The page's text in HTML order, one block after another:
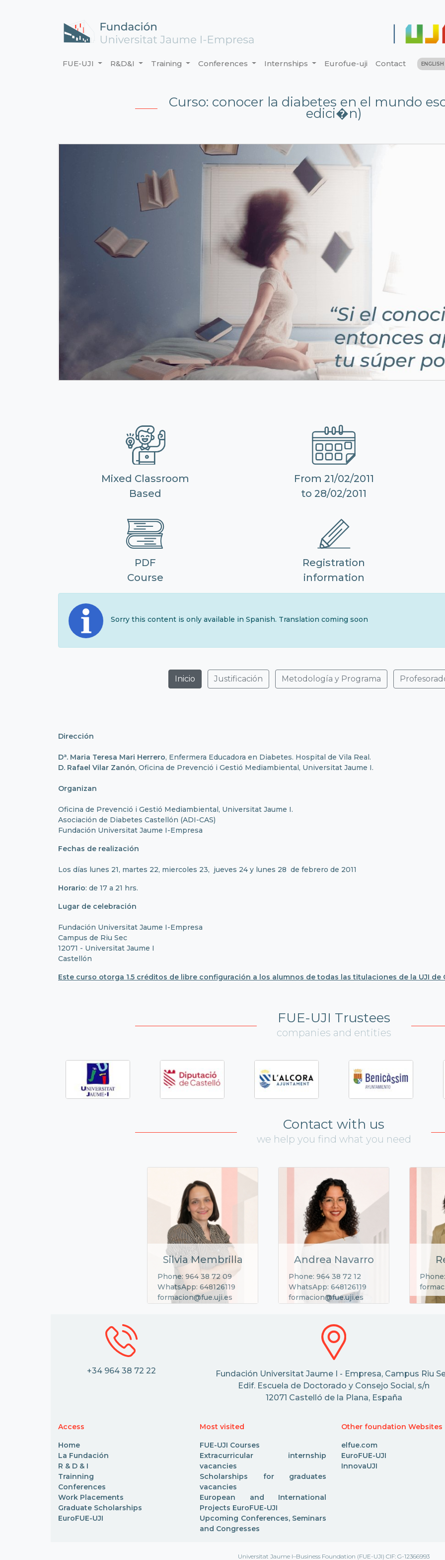
FUE-UJI R&D&I Training Conferences Internships Eurofue-uji Contact ENGLISH
Curso: conocer la diabetes en el mundo
edici�n)
Mixed Classroom
Based
From 21/02/2011
to 28/02/2011
PDF
Course
Registration
information
Sorry this content is only available in Spanish. Translation coming soon
Inicio Justificación Metodología y Programa
Dirección
Dª. Maria Teresa Mari Herrero, Enfermera Educadora en Diabetes. Hospital de Vila Real.
D. Rafael Vilar Zanón, Oficina de Prevenció i Gestió Mediambiental, Universitat Jaume I.
Organizan
Oficina de Prevenció i Gestió Mediambiental, Universitat Jaume I.
Asociación de Diabetes Castellón (ADI-CAS)
Fundación Universitat Jaume I-Empresa
Fechas de realización
Los días lunes 21, martes 22, miercoles 23, jueves 24 y lunes 28 de febrero de 2011
Horario: de 17 a 21 hrs.
Lugar de celebración
Fundación Universitat Jaume I-Empresa
Campus de Riu Sec
12071 - Universitat Jaume I
Castellón
Este curso otorga 1.5 créditos de libre configuración a los alumnos de todas las titulaciones de la UJI de
FUE-UJI Trustees
companies and entities
Contact with us
we help you find what you need
Silvia Membrilla
Phone: 964 38 72 09
WhatsApp: 648126119
formacion@fue.uji.es
Andrea Navarro
Phone: 964 38 72 12
WhatsApp: 648126119
formacion@fue.uji.es
+34 964 38 72 22
Fundación Universitat Jaume I - Empresa, Campus Riu
Edif. Escuela de Doctorado y Consejo Social, s/n
12071 Castelló de la Plana, España
Access
Home
La Fundación
R & D & I
Trainning
Conferences
Work Placements
Graduate Scholarships
EuroFUE-UJI
Most visited
FUE-UJI Courses
Extracurricular internship
vacancies
Scholarships for graduates
vacancies
European and International
Projects EuroFUE-UJI
Upcoming Conferences, Seminars
and Congresses
Other foundation Websites
elfue.com
EuroFUE-UJI
InnovaUJI
Universitat Jaume I–Business Foundation (FUE-UJI) CIF: G-12366993